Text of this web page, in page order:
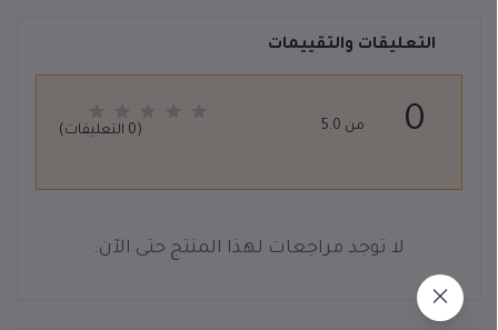
التعليقات والتقييمات
0 من 5.0 (0 التعليقات)
لا توجد مراجعات لهذا المنتج حتى الآن.